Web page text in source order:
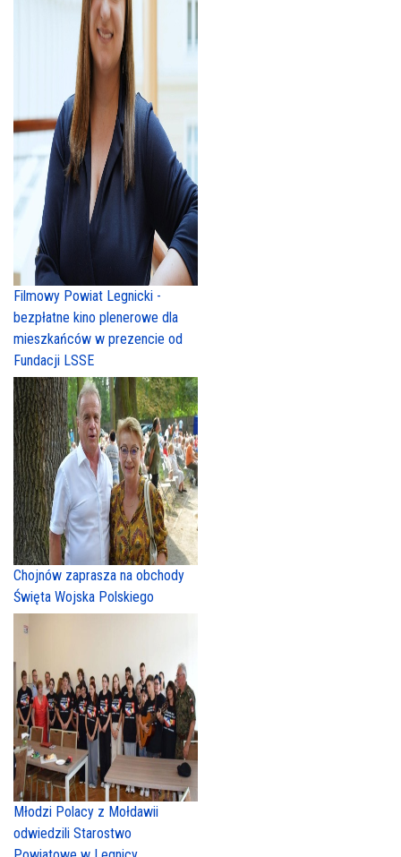
Filmowy Powiat Legnicki -
bezpłatne kino plenerowe dla
mieszkańców w prezencie od
Fundacji LSSE
Chojnów zaprasza na obchody
Święta Wojska Polskiego
Młodzi Polacy z Mołdawii
odwiedzili Starostwo